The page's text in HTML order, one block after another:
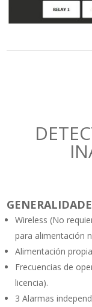
Wireless (No
para alimentación
Alimentación
Frecuencias de
licencia).
3 Alarmas